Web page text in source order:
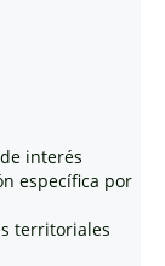
interés
específica por
territoriales